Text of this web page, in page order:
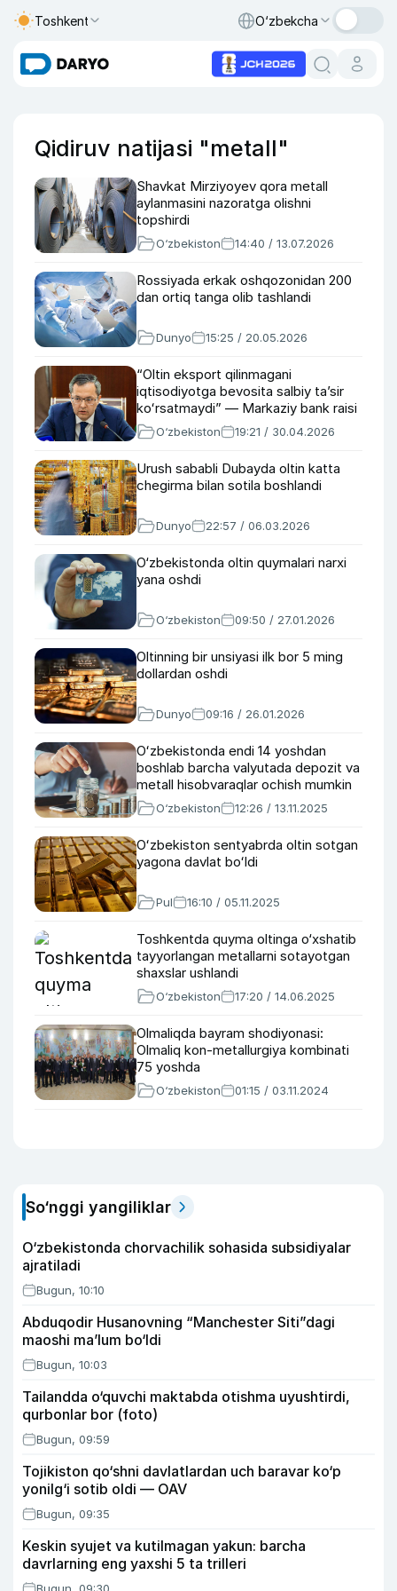
Toshkent O‘zbekcha
Qidiruv natijasi "metall"
Shavkat Mirziyoyev qora metall
aylanmasini nazoratga olishni
topshirdi
O‘zbekiston 14:40 / 13.07.2026
Rossiyada erkak oshqozonidan 200
dan ortiq tanga olib tashlandi
Dunyo 15:25 / 20.05.2026
“Oltin eksport qilinmagani
iqtisodiyotga bevosita salbiy taʼsir
koʻrsatmaydi” — Markaziy bank raisi
O‘zbekiston 19:21 / 30.04.2026
Urush sababli Dubayda oltin katta
chegirma bilan sotila boshlandi
Dunyo 22:57 / 06.03.2026
O‘zbekistonda oltin quymalari narxi
yana oshdi
O‘zbekiston 09:50 / 27.01.2026
Oltinning bir unsiyasi ilk bor 5 ming
dollardan oshdi
Dunyo 09:16 / 26.01.2026
Oʻzbekistonda endi 14 yoshdan
boshlab barcha valyutada depozit va
metall hisobvaraqlar ochish mumkin
O‘zbekiston 12:26 / 13.11.2025
Oʻzbekiston sentyabrda oltin sotgan
yagona davlat boʻldi
Pul 16:10 / 05.11.2025
Toshkentda quyma oltinga o‘xshatib
tayyorlangan metallarni sotayotgan
shaxslar ushlandi
O‘zbekiston 17:20 / 14.06.2025
Olmaliqda bayram shodiyonasi:
Olmaliq kon-metallurgiya kombinati
75 yoshda
O‘zbekiston 01:15 / 03.11.2024
So‘nggi yangiliklar
O‘zbekistonda chorvachilik sohasida subsidiyalar
ajratiladi
Bugun, 10:10
Abduqodir Husanovning “Manchester Siti”dagi
maoshi ma’lum bo‘ldi
Bugun, 10:03
Tailandda o‘quvchi maktabda otishma uyushtirdi,
qurbonlar bor (foto)
Bugun, 09:59
Tojikiston qo‘shni davlatlardan uch baravar ko‘p
yonilg‘i sotib oldi — OAV
Bugun, 09:35
Keskin syujet va kutilmagan yakun: barcha
davrlarning eng yaxshi 5 ta trilleri